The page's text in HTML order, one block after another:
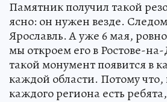
Памятник получил такой
ясно: он нужен везде.
Ярославль. А уже 6 мая,
мы откроем его в Ростове-
такой монумент появится в
каждой области. Потому
каждого региона есть